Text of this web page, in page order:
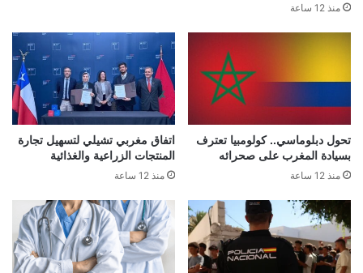
منذ 12 ساعة
تحول دبلوماسي.. كولومبيا تعترف
بسيادة المغرب على صحرائه
منذ 12 ساعة
اتفاق مغربي تشيلي لتسهيل تجارة
المنتجات الزراعية والغذائية
منذ 12 ساعة